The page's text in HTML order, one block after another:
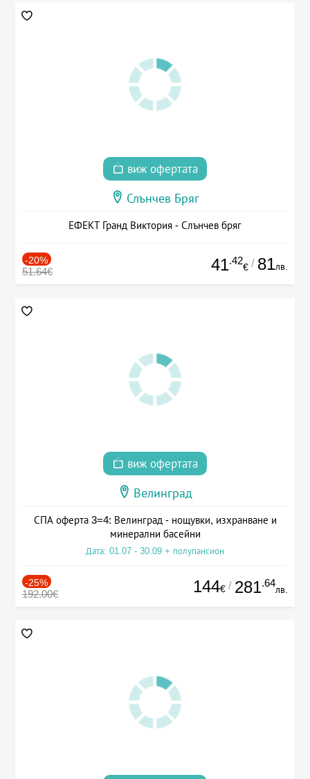
виж офертата
Слънчев Бряг
ЕФЕКТ Гранд Виктория - Слънчев бряг
-20%
51.64€ 41.42
€ / 81лв.
виж офертата
Велинград
СПА оферта 3=4: Велинград - нощувки, изхранване и
минерални басейни
Дата: 01.07 - 30.09 + полупансион
-25%
192.00€ 144€ / 281.64
лв.